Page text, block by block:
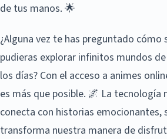
de tus manos. 🌟
¿Alguna vez te has preguntado cómo
pudieras explorar infinitos mundos
los días? Con el acceso a animes
es más que posible. 🌌 La tecnología
conecta con historias emocionantes,
transforma nuestra manera de